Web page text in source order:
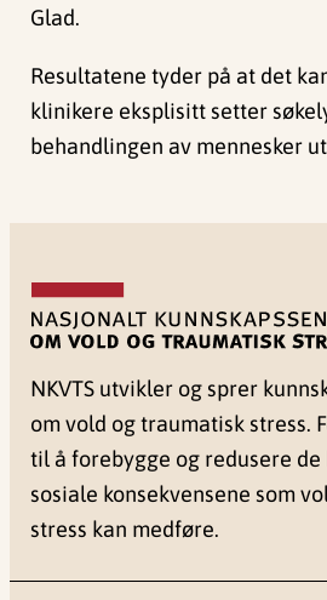
Glad.
Resultatene tyder på at det
klinikere eksplisitt setter
behandlingen av mennesker
NKVTS utvikler og sprer
om vold og traumatisk stress.
til å forebygge og redusere de
sosiale konsekvensene som
stress kan medføre.